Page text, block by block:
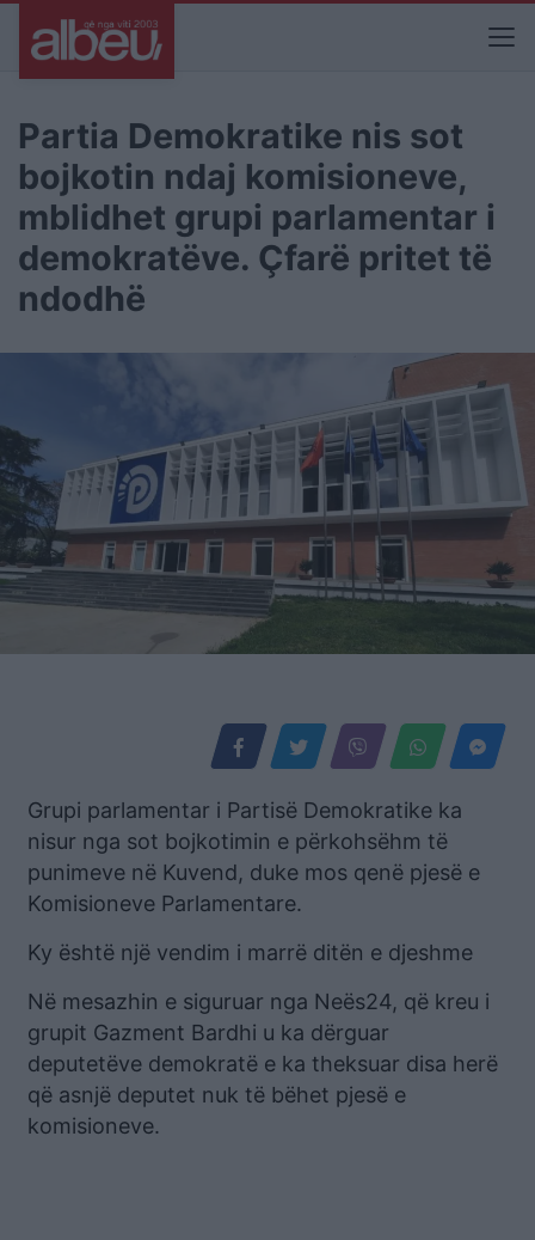
Partia Demokratike nis sot
bojkotin ndaj komisioneve,
mblidhet grupi parlamentar i
demokratëve. Çfarë pritet të
ndodhë
Grupi parlamentar i Partisë Demokratike ka
nisur nga sot bojkotimin e përkohsëhm të
punimeve në Kuvend, duke mos qenë pjesë e
Komisioneve Parlamentare.
Ky është një vendim i marrë ditën e djeshme
Në mesazhin e siguruar nga Neës24, që kreu i
grupit Gazment Bardhi u ka dërguar
deputetëve demokratë e ka theksuar disa herë
që asnjë deputet nuk të bëhet pjesë e
komisioneve.